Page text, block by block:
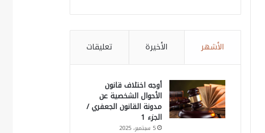
الأشهر الأخيرة تعليقات
أوجه اختلاف قانون
الأحوال الشخصية عن
مدونة القانون الجعفري /
الجزء 1
5 سبتمبر، 2025